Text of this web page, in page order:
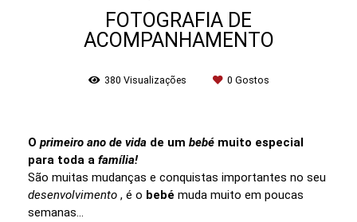
FOTOGRAFIA DE
ACOMPANHAMENTO
380 Visualizações 0 Gostos
O primeiro ano de vida de um bebé muito especial
para toda a família!
São muitas mudanças e conquistas importantes no seu
desenvolvimento , é o bebé muda muito em poucas
semanas...